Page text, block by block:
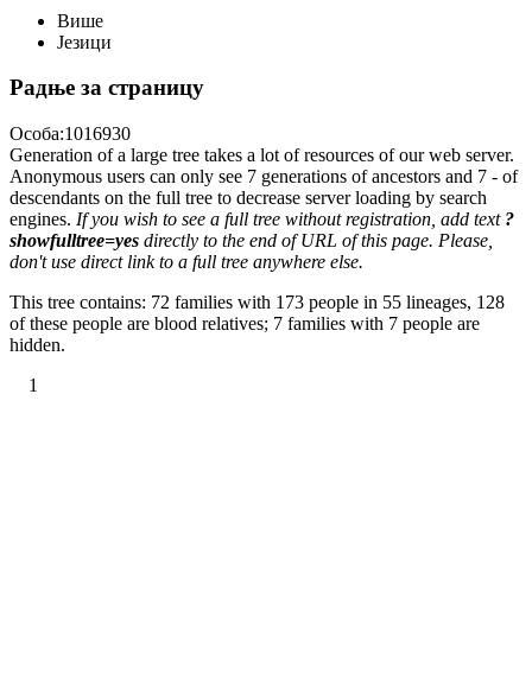
Више
Језици
Радње за страницу
Особа:1016930
Generation of a large tree takes a lot of resources of our web server.
Anonymous users can only see 7 generations of ancestors and 7 - of
descendants on the full tree to decrease server loading by search
engines. If you wish to see a full tree without registration, add text ?
showfulltree=yes directly to the end of URL of this page. Please,
don't use direct link to a full tree anywhere else.
This tree contains: 72 families with 173 people in 55 lineages, 128
of these people are blood relatives; 7 families with 7 people are
hidden.
1